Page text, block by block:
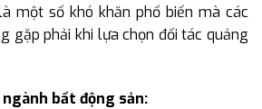
một số khó khăn phổ biến mà các
gặp phải khi lựa chọn đối tác quảng
bất động sản: